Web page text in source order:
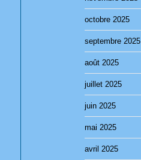
octobre 2025
septembre 2025
août 2025
juillet 2025
juin 2025
mai 2025
avril 2025